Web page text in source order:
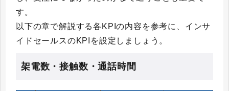
す。
以下の章で解説する各KPIの内容を参考に、インサ
イドセールスのKPIを設定しましょう。
架電数・接触数・通話時間